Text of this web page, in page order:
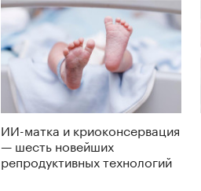
ИИ-матка и криоконсервация
— шесть новейших
репродуктивных технологий